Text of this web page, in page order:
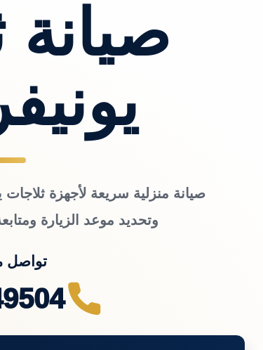
صيانة
صيانة منزلية سريعة لأجهزة ثلاجات
وتحديد موعد الزيارة
تواصل